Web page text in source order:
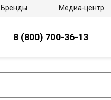
Бренды Медиа-центр
8 (800) 700-36-13